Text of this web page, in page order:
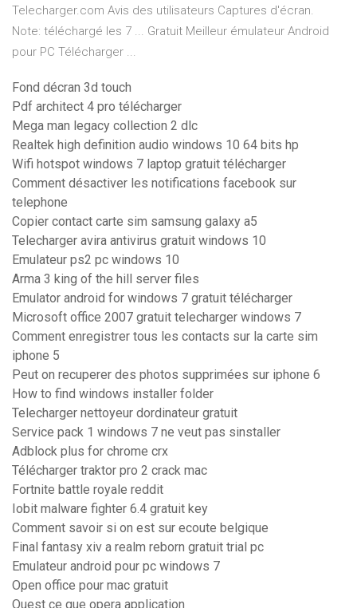
Telecharger.com Avis des utilisateurs Captures d'écran.
Note: téléchargé les 7 ... Gratuit Meilleur émulateur Android
pour PC Télécharger ...
Fond décran 3d touch
Pdf architect 4 pro télécharger
Mega man legacy collection 2 dlc
Realtek high definition audio windows 10 64 bits hp
Wifi hotspot windows 7 laptop gratuit télécharger
Comment désactiver les notifications facebook sur
telephone
Copier contact carte sim samsung galaxy a5
Telecharger avira antivirus gratuit windows 10
Emulateur ps2 pc windows 10
Arma 3 king of the hill server files
Emulator android for windows 7 gratuit télécharger
Microsoft office 2007 gratuit telecharger windows 7
Comment enregistrer tous les contacts sur la carte sim
iphone 5
Peut on recuperer des photos supprimées sur iphone 6
How to find windows installer folder
Telecharger nettoyeur dordinateur gratuit
Service pack 1 windows 7 ne veut pas sinstaller
Adblock plus for chrome crx
Télécharger traktor pro 2 crack mac
Fortnite battle royale reddit
Iobit malware fighter 6.4 gratuit key
Comment savoir si on est sur ecoute belgique
Final fantasy xiv a realm reborn gratuit trial pc
Emulateur android pour pc windows 7
Open office pour mac gratuit
Quest ce que opera application